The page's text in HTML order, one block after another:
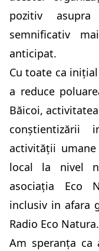
pozitiv
semnificativ
anticipat.
Cu toate ca
a reduce
Băicoi,
conștientizării
activității
local la nivel
asociația Eco
inclusiv in afara
Radio Eco Natura.
Am speranța ca